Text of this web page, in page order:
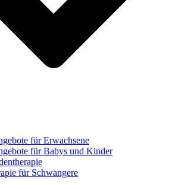
für Erwachsene
für Babys und Kinder
für Schwangere